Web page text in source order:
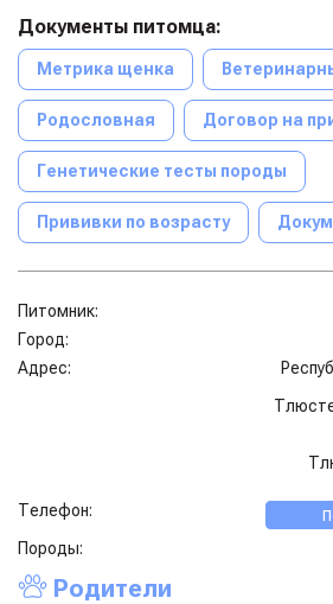
Документы питомца:
Метрика щенка
Родословная Договор на
Генетические тесты породы
Прививки по возрасту
Питомник:
Город:
Адрес:
Телефон:
Породы:
Родители